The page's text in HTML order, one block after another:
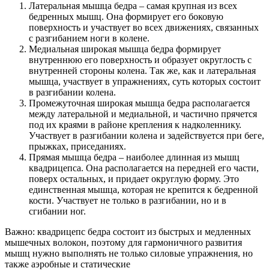
Латеральная мышца бедра – самая крупная из всех
бедренных мышц. Она формирует его боковую
поверхность и участвует во всех движениях, связанных
с разгибанием ноги в колене.
Медиальная широкая мышца бедра формирует
внутреннюю его поверхность и образует округлость с
внутренней стороны колена. Так же, как и латеральная
мышца, участвует в упражнениях, суть которых состоит
в разгибании колена.
Промежуточная широкая мышца бедра располагается
между латеральной и медиальной, и частично прячется
под их краями в районе крепления к надколеннику.
Участвует в разгибании колена и задействуется при беге,
прыжках, приседаниях.
Прямая мышца бедра – наиболее длинная из мышц
квадрицепса. Она располагается на передней его части,
поверх остальных, и придает округлую форму. Это
единственная мышца, которая не крепится к бедренной
кости. Участвует не только в разгибании, но и в
сгибании ног.
Важно: квадрицепс бедра состоит из быстрых и медленных
мышечных волокон, поэтому для гармоничного развития
мышц нужно выполнять не только силовые упражнения, но
также аэробные и статические